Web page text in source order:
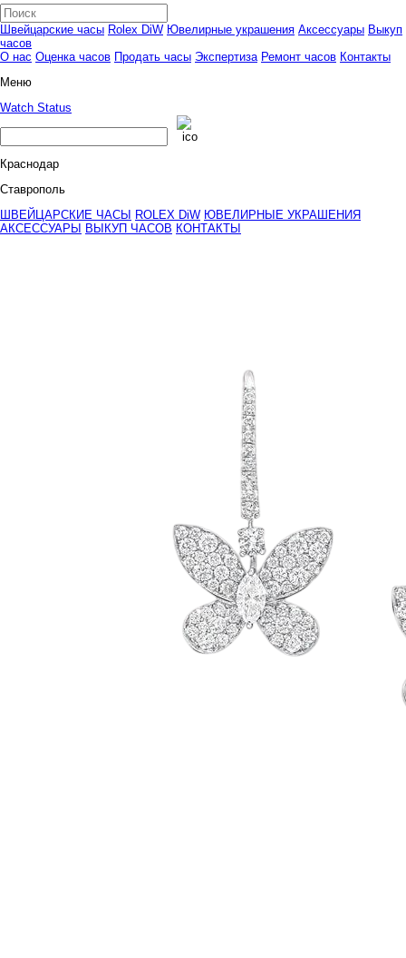
Швейцарские часы Rolex DiW Ювелирные украшения Аксессуары Выкуп
часов
О нас Оценка часов Продать часы Экспертиза Ремонт часов Контакты
Меню
Watch Status
Краснодар
Ставрополь
ШВЕЙЦАРСКИЕ ЧАСЫ
ROLEX DiW ЮВЕЛИРНЫЕ УКРАШЕНИЯ
АКСЕССУАРЫ
ВЫКУП ЧАСОВ КОНТАКТЫ